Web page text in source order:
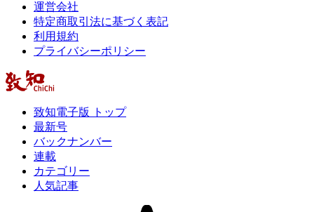
運営会社
特定商取引法に基づく表記
利用規約
プライバシーポリシー
致知電子版 トップ
最新号
バックナンバー
連載
カテゴリー
人気記事